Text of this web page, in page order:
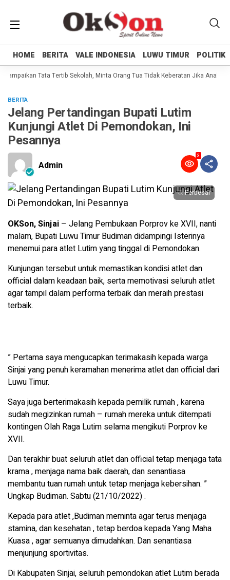
HOME BERITA VALE INDONESIA LUWU TIMUR POLITIK
HOME BERITA VALE INDONESIA LUWU TIMUR POLITIK
Sampaikan Tata Tertib Sekolah, Minta Orang Tua Tidak Keberatan Jika Anaknya
BERITA
Jelang Pertandingan Bupati Lutim
Kunjungi Atlet Di Pemondokan, Ini
Pesannya
Admin
3
Perbesar
OKSon, Sinjai – Jelang Pembukaan Porprov ke XVII, nanti
malam, Bupati Luwu Timur Budiman didampingi Isterinya
menemui para atlet Lutim yang tinggal di Pemondokan.
Kunjungan tersebut untuk memastikan kondisi atlet dan
official dalam keadaan baik, serta memotivasi seluruh atlet
agar tampil dalam performa terbaik dan meraih prestasi
terbaik.
” Pertama saya mengucapkan terimakasih kepada warga
Sinjai yang penuh keramahan menerima atlet dan official dari
Luwu Timur.
Saya juga berterimakasih kepada pemilik rumah , karena
sudah megizinkan rumah – rumah mereka untuk ditempati
kontingen Olah Raga Lutim selama mengikuti Porprov ke
XVII.
Dan terakhir buat seluruh atlet dan official tetap menjaga tata
krama , menjaga nama baik daerah, dan senantiasa
membantu tuan rumah untuk tetap menjaga kebersihan. ”
Ungkap Budiman. Sabtu (21/10/2022) .
Kepada para atlet ,Budiman meminta agar terus menjaga
stamina, dan kesehatan , tetap berdoa kepada Yang Maha
Kuasa , agar semuanya dimudahkan. Dan senantiasa
menjunjung sportivitas.
Di Kabupaten Sinjai, seluruh pemondokan atlet Lutim berada